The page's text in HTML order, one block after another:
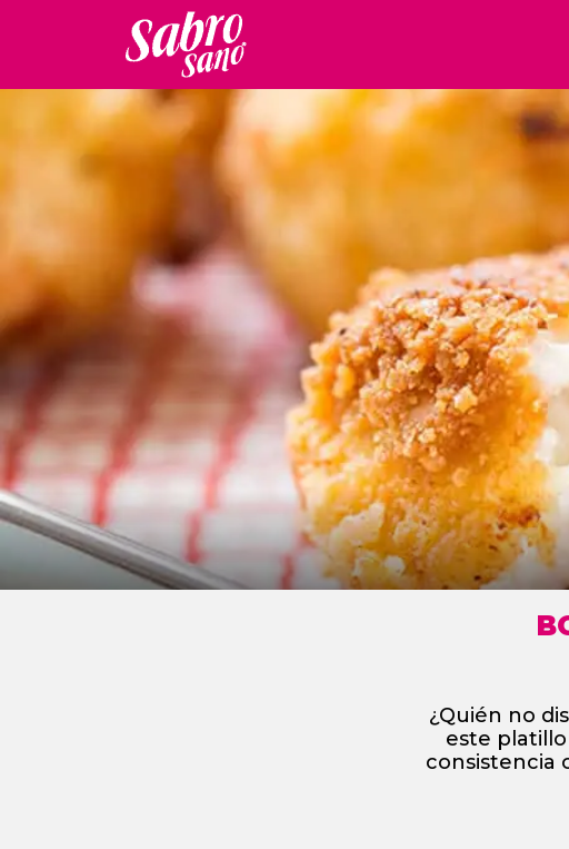
¿Quién no
este
consistencia